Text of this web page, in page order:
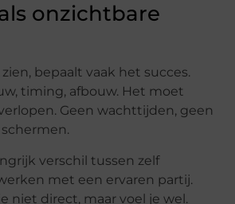
onzichtbare
bepaalt vaak het succes.
timing, afbouw. Het moet
Geen wachttijden, geen
verschil tussen zelf
met een ervaren partij.
niet direct, maar voel je wel.